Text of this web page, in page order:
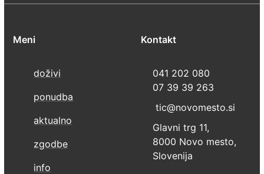
Meni
doživi
ponudba
aktualno
zgodbe
info
Kontakt
041 202 080
07 39 39 263
tic@novomesto.si
Glavni trg 11,
8000 Novo mesto,
Slovenija